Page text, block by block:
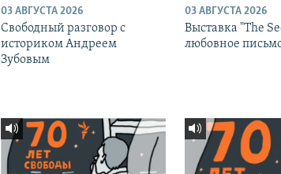
03 АВГУСТА 2026
Свободный разговор с
историком Андреем
Зубовым
03 АВГУСТА 2026
Выставка "The
любовное